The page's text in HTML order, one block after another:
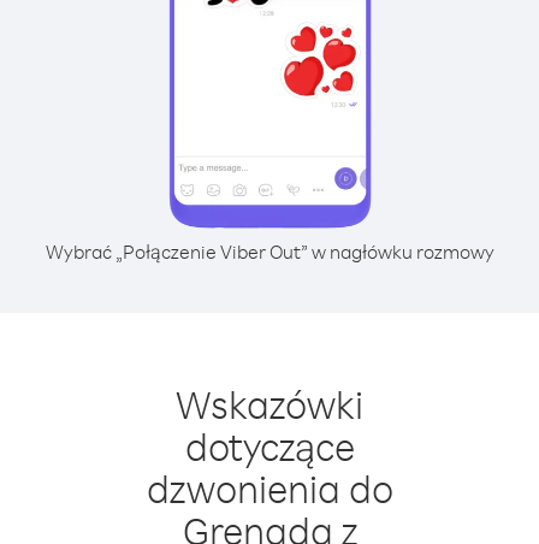
Wybrać „Połączenie Viber Out” w nagłówku rozmowy
Wskazówki
dotyczące
dzwonienia do
Grenada z